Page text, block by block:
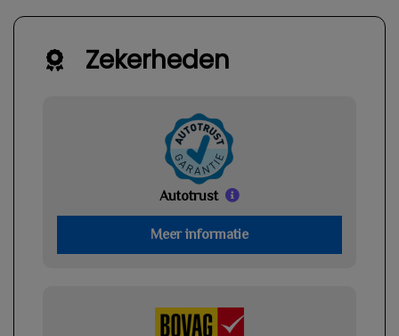
Zekerheden
Autotrust
Meer informatie